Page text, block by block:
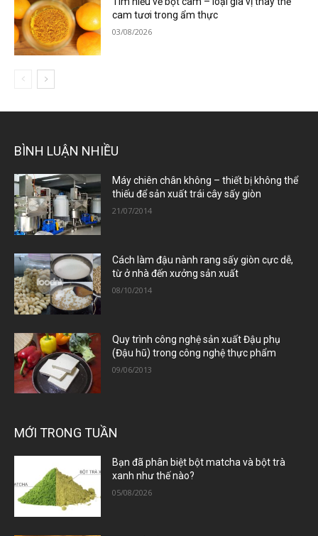
cam tươi trong ẩm thực
03/08/2026
BÌNH LUẬN NHIỀU
Máy chiên chân không – thiết bị không thể
thiếu để sản xuất trái cây sấy giòn
21/07/2014
Cách làm đậu nành rang sấy giòn cực dễ,
từ ở nhà đến xưởng sản xuất
08/10/2014
Quy trình công nghệ sản xuất Đậu phụ
(Đậu hũ) trong công nghệ thực phẩm
09/06/2013
MỚI TRONG TUẦN
Bạn đã phân biệt bột matcha và bột trà
xanh như thế nào?
05/08/2026